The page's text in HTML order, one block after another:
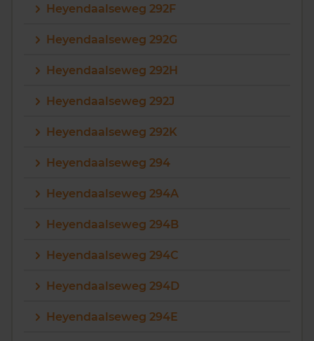
Heyendaalseweg 292F
Heyendaalseweg 292G
Heyendaalseweg 292H
Heyendaalseweg 292J
Heyendaalseweg 292K
Heyendaalseweg 294
Heyendaalseweg 294A
Heyendaalseweg 294B
Heyendaalseweg 294C
Heyendaalseweg 294D
Heyendaalseweg 294E